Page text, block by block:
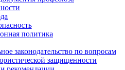
политика
законодательство по вопросам
защищенности